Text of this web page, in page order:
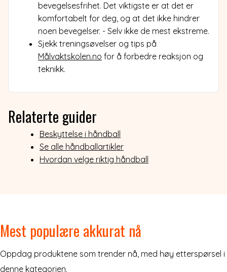
bevegelsesfrihet. Det viktigste er at det er
komfortabelt for deg, og at det ikke hindrer
noen bevegelser. - Selv ikke de mest ekstreme.
Sjekk treningsøvelser og tips på
Målvaktskolen.no for å forbedre reaksjon og
teknikk.
Relaterte guider
Beskyttelse i håndball
Se alle håndballartikler
Hvordan velge riktig håndball
Mest populære akkurat nå
Oppdag produktene som trender nå, med høy etterspørsel i
denne kategorien.